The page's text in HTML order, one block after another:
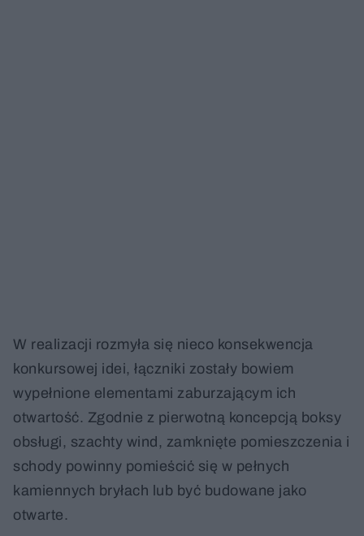
W realizacji rozmyła się nieco konsekwencja
konkursowej idei, łączniki zostały bowiem
wypełnione elementami zaburzającym ich
otwartość. Zgodnie z pierwotną koncepcją boksy
obsługi, szachty wind, zamknięte pomieszczenia i
schody powinny pomieścić się w pełnych
kamiennych bryłach lub być budowane jako
otwarte.